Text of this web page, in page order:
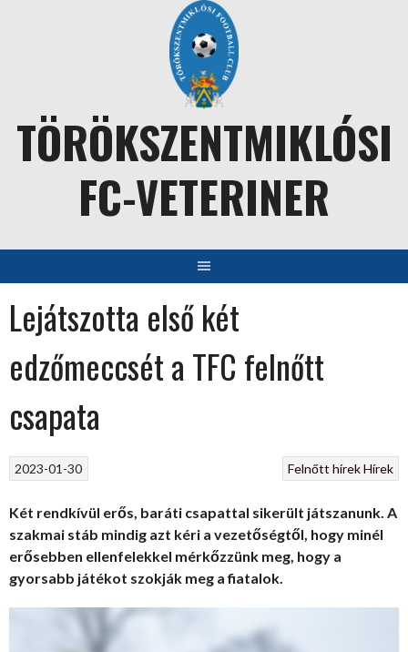
TÖRÖKSZENTMIKLÓSI
FC-VETERINER
Lejátszotta első két
edzőmeccsét a TFC felnőtt
csapata
Felnőtt hírekHírek
2023-01-30
Két rendkívül erős, baráti csapattal sikerült játszanunk. A
szakmai stáb mindig azt kéri a vezetőségtől, hogy minél
erősebben ellenfelekkel mérkőzzünk meg, hogy a
gyorsabb játékot szokják meg a fiatalok.